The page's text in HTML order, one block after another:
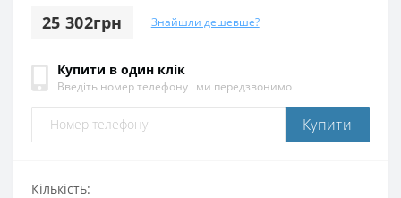
25 302грн Знайшли дешевше?
Купити в один клік
Введіть номер телефону і ми передзвонимо
Купити
Кількість: